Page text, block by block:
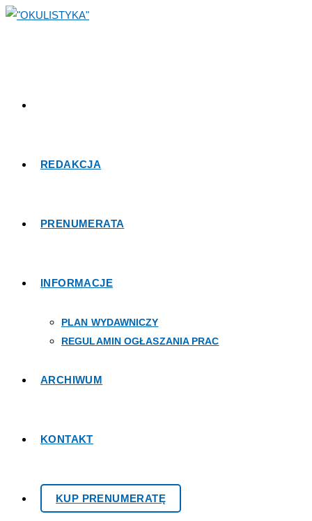
REDAKCJA
PRENUMERATA
INFORMACJE
PLAN WYDAWNICZY
REGULAMIN OGŁASZANIA PRAC
ARCHIWUM
KONTAKT
KUP PRENUMERATĘ